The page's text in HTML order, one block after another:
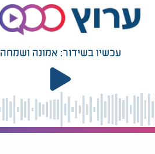
עכשיו בשידור: אמונה ושמחה